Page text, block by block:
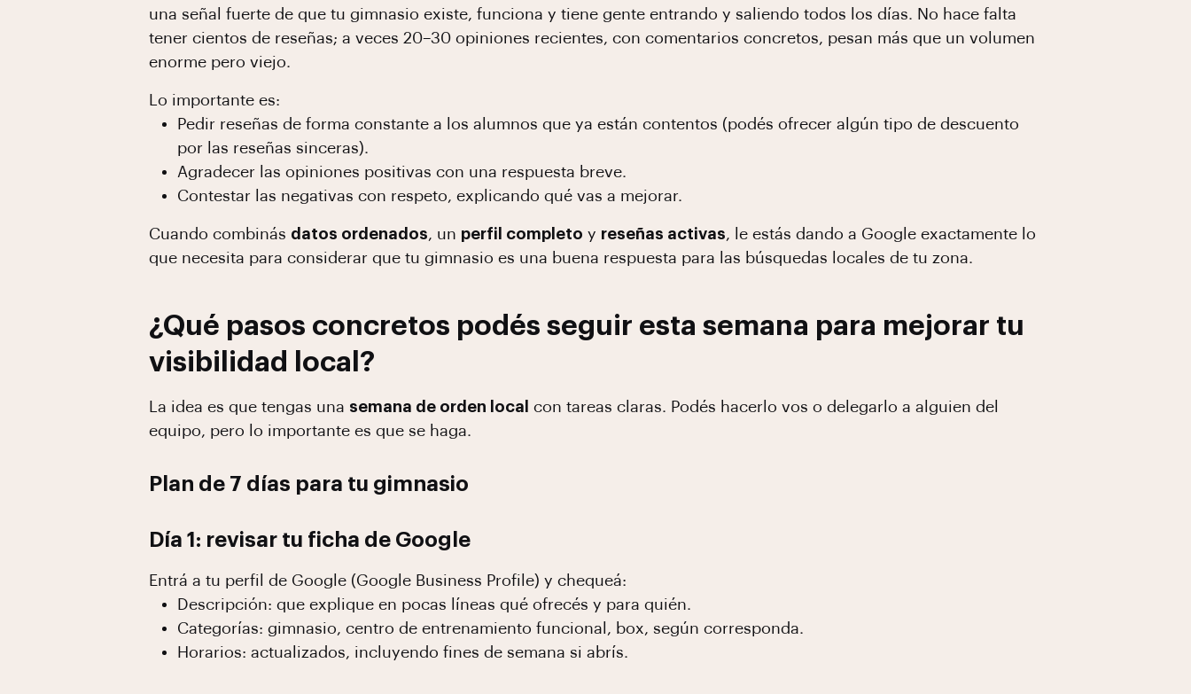
una señal fuerte de que tu gimnasio existe, funciona y tiene gente entrando y saliendo todos los días. No hace falta
tener cientos de reseñas; a veces 20–30 opiniones recientes, con comentarios concretos, pesan más que un volumen
enorme pero viejo.
Lo importante es:
Pedir reseñas de forma constante a los alumnos que ya están contentos (podés ofrecer algún tipo de descuento
por las reseñas sinceras).
Agradecer las opiniones positivas con una respuesta breve.
Contestar las negativas con respeto, explicando qué vas a mejorar.
Cuando combinás datos ordenados, un perfil completo y reseñas activas, le estás dando a Google exactamente lo
que necesita para considerar que tu gimnasio es una buena respuesta para las búsquedas locales de tu zona.
¿Qué pasos concretos podés seguir esta semana para mejorar tu
visibilidad local?
La idea es que tengas una semana de orden local
con tareas claras. Podés hacerlo vos o delegarlo a alguien del
equipo, pero lo importante es que se haga.
Plan de 7 días para tu gimnasio
Día 1: revisar tu ficha de Google
Entrá a tu perfil de Google (Google Business Profile) y chequeá:
Descripción: que explique en pocas líneas qué ofrecés y para quién.
Categorías: gimnasio, centro de entrenamiento funcional, box, según corresponda.
Horarios: actualizados, incluyendo fines de semana si abrís.